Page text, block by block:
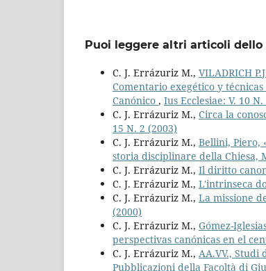
Puoi leggere altri articoli dello
C. J. Errázuriz M., VILADRICH
Comentario exegético y
Canónico , Ius Ecclesiae: V. 10
C. J. Errázuriz M., Circa la
15 N. 2 (2003)
C. J. Errázuriz M., Bellini, Piero,
storia disciplinare della Chiesa,
C. J. Errázuriz M., Il diritto
C. J. Errázuriz M., L'intrinseca
C. J. Errázuriz M., La missione
(2000)
C. J. Errázuriz M., Gómez-
perspectivas canónicas en el
C. J. Errázuriz M., AA.VV., Studi
Pubblicazioni della Facoltà di